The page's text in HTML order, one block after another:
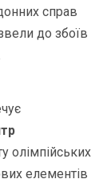
справ
до збоїв
олімпійських
елементів